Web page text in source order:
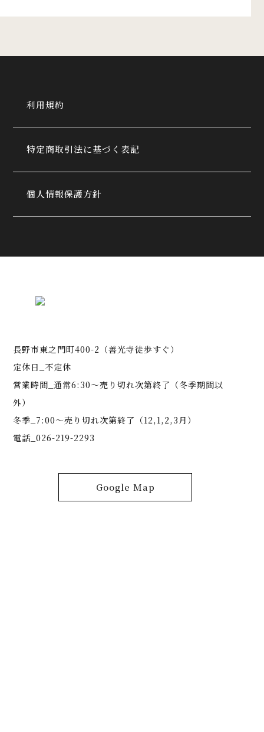
利用規約
特定商取引法に基づく表記
個人情報保護方針
長野市東之門町400-2（善光寺徒歩すぐ）
定休日_不定休
営業時間_通常6:30～売り切れ次第終了（冬季期間以
外）
冬季_7:00～売り切れ次第終了（12,1,2,3月）
電話_026-219-2293
Google Map